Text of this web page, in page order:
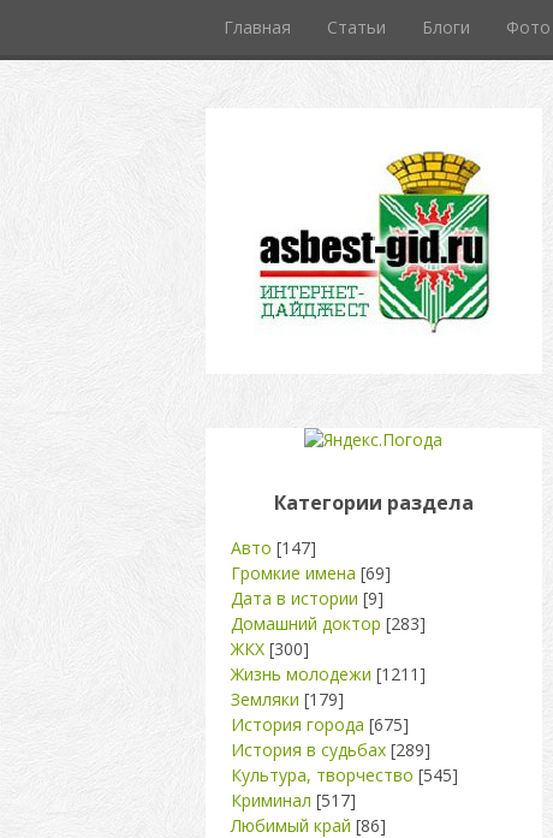
Главная Статьи Блоги Фото
Категории раздела
Авто [147]
Громкие имена [69]
Дата в истории [9]
Домашний доктор [283]
ЖКХ [300]
Жизнь молодежи [1211]
Земляки [179]
История города [675]
История в судьбах [289]
Культура, творчество [545]
Криминал [517]
Любимый край [86]